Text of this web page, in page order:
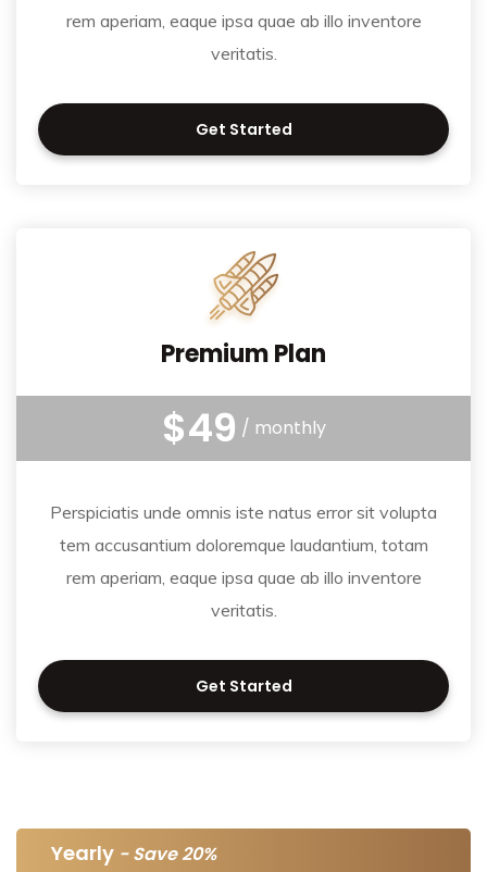
rem aperiam, eaque ipsa quae ab illo inventore
veritatis.
Get Started
Premium Plan
$49 / monthly
Perspiciatis unde omnis iste natus error sit volupta
tem accusantium doloremque laudantium, totam
rem aperiam, eaque ipsa quae ab illo inventore
veritatis.
Get Started
Yearly Save 20%